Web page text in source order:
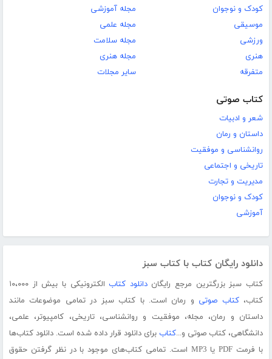
کودک و نوجوان
موسیقی
ورزشی
هنری
متفرقه
مجله آموزشی
مجله علمی
مجله سلامت
مجله هنری
سایر مجلات
کتاب صوتی
شعر و ادبیات
داستان و رمان
روانشناسی و موفقیت
تاریخی و اجتماعی
مدیریت و تجارت
کودک و نوجوان
آموزشی
دانلود رایگان کتاب با کتاب سبز
کتاب سبز بزرگترین مرجع رایگاندانلود کتاب
الکترونیکی با بیش از ۱۰،۰۰۰
کتاب،کتاب صوتی و رمان است. با کتاب سبز در تمامی موضوعات مانند
داستان و رمان، مجله، موفقیت و روانشناسی، تاریخی، کامپیوتر، علمی،
دانشگاهی، کتاب صوتی و...کتاب برای دانلود قرار داده شده است. دانلود کتاب‌ها
با فرمت PDF یا MP3 است. تمامی کتاب‌های موجود با در نظر گرفتن حقوق